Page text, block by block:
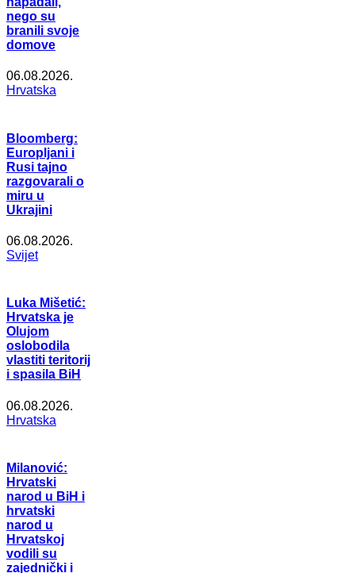
nego su
branili svoje
domove
06.08.2026.
Hrvatska
Bloomberg:
Europljani i
Rusi tajno
razgovarali o
miru u
Ukrajini
06.08.2026.
Svijet
Luka Mišetić:
Hrvatska je
Olujom
oslobodila
vlastiti teritorij
i spasila BiH
06.08.2026.
Hrvatska
Milanović:
Hrvatski
narod u BiH i
hrvatski
narod u
Hrvatskoj
vodili su
zajednički i